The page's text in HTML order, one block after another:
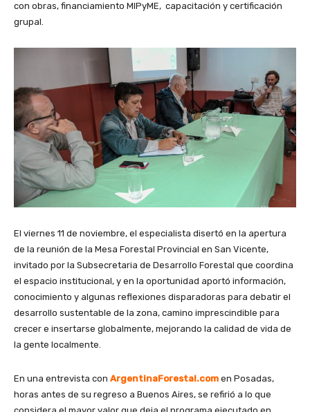
con obras, financiamiento MIPyME, capacitación y certificación
grupal.
El viernes 11 de noviembre, el especialista disertó en la apertura
de la reunión de la Mesa Forestal Provincial en San Vicente,
invitado por la Subsecretaria de Desarrollo Forestal que coordina
el espacio institucional, y en la oportunidad aportó información,
conocimiento y algunas reflexiones disparadoras para debatir el
desarrollo sustentable de la zona, camino imprescindible para
crecer e insertarse globalmente, mejorando la calidad de vida de
la gente localmente.
En una entrevista con ArgentinaForestal.com en Posadas,
horas antes de su regreso a Buenos Aires, se refirió a lo que